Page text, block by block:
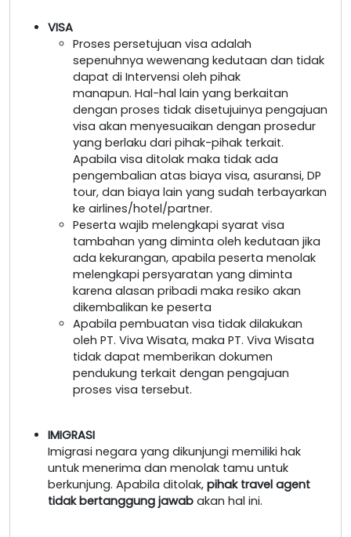
VISA
Proses persetujuan visa adalah
sepenuhnya wewenang kedutaan dan tidak
dapat di Intervensi oleh pihak
manapun. Hal-hal lain yang berkaitan
dengan proses tidak disetujuinya pengajuan
visa akan menyesuaikan dengan prosedur
yang berlaku dari pihak-pihak terkait.
Apabila visa ditolak maka tidak ada
pengembalian atas biaya visa, asuransi, DP
tour, dan biaya lain yang sudah terbayarkan
ke airlines/hotel/partner.
Peserta wajib melengkapi syarat visa
tambahan yang diminta oleh kedutaan jika
ada kekurangan, apabila peserta menolak
melengkapi persyaratan yang diminta
karena alasan pribadi maka resiko akan
dikembalikan ke peserta
Apabila pembuatan visa tidak dilakukan
oleh PT. Viva Wisata, maka PT. Viva Wisata
tidak dapat memberikan dokumen
pendukung terkait dengan pengajuan
proses visa tersebut.
IMIGRASI
Imigrasi negara yang dikunjungi memiliki hak
untuk menerima dan menolak tamu untuk
berkunjung. Apabila ditolak, pihak travel agent
tidak bertanggung jawab akan hal ini.